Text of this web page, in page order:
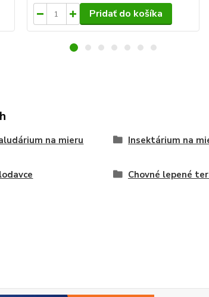
Pridať do košíka
na mieru Insektárium na
Chovné lepené